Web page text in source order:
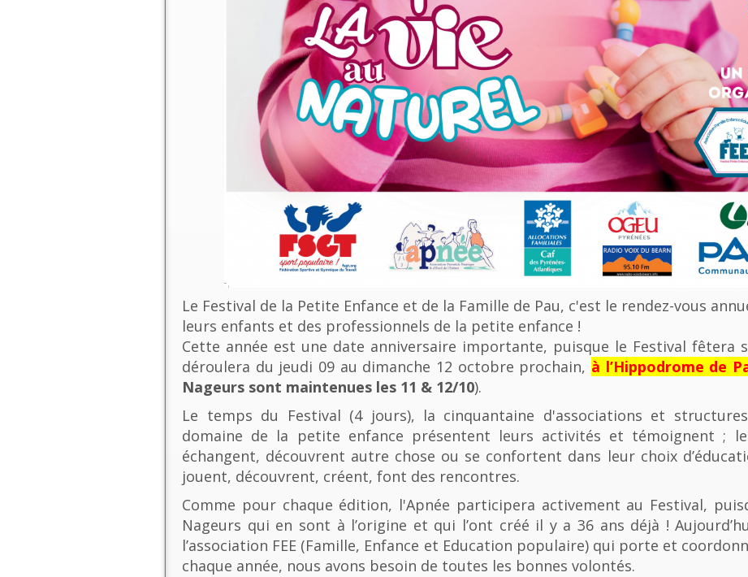
Le Festival de la Petite Enfance et de la Famille de Pau, c'est le rendez-vous
leurs enfants et des professionnels de la petite enfance !
Cette année est une date anniversaire importante, puisque le Festival fêtera
déroulera du jeudi 09 au dimanche 12 octobre prochain, à l’Hippodrome de
Nageurs sont maintenues les 11 & 12/10).
Le temps du Festival (4 jours), la cinquantaine d'associations et
domaine de la petite enfance présentent leurs activités et témoignent ;
échangent, découvrent autre chose ou se confortent dans leur choix
jouent, découvrent, créent, font des rencontres.
Comme pour chaque édition, l'Apnée participera activement au Festival,
Nageurs qui en sont à l’origine et qui l’ont créé il y a 36 ans déjà !
l’association FEE (Famille, Enfance et Education populaire) qui porte et
chaque année, nous avons besoin de toutes les bonnes volontés.